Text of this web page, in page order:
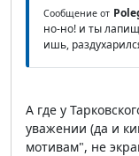
Сообщение от
но-но! и ты
ишь,
А где у
уважении (да и
мотивам", не